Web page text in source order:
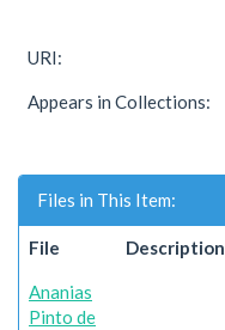
URI:
Appears in Collections:
Files in This Item:
File Description
Ananias
Pinto de